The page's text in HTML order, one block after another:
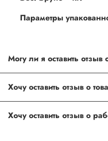
Параметры
товарах проходят
ingco.or.itk@gmail.com;